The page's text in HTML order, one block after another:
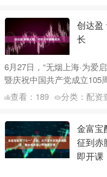
创达盈
长
6月27日，“无烟上海·为爱
暨庆祝中国共产党成立105
心虹桥路院区举办，来自
查看： 189 分类： 配资
金富宝
征到赤
即开课